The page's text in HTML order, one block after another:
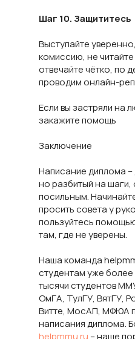
Шаг 10. Защититесь
Выступайте
комиссию, не
отвечайте чётко, по
проводим онлайн-
Если вы застряли на
закажите помощь
Заключение
Написание диплома
но разбитый на шаги,
посильным.
просить совета у
пользуйтесь
там, где не уверены.
Наша команда
студентам уже более
тысячи студентов
ОмГА, ТулГУ, ВятГУ,
Витте, МосАП, МФЮА
написания диплома.
helpmmu.ru – наше